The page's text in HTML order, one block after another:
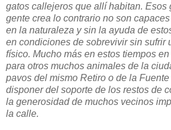
gatos callejeros que allí habitan. Esos
gente crea lo contrario no son
en la naturaleza y sin la ayuda de
en condiciones de sobrevivir sin sufrir
físico. Mucho más en estos tiempos
para otros muchos animales de la
pavos del mismo Retiro o de la
disponer del soporte de los restos de
la generosidad de muchos vecinos
la calle.